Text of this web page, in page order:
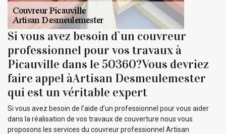
Si vous avez besoin d`un couvreur
professionnel pour vos travaux à
Picauville dans le 50360?Vous devriez
faire appel àArtisan Desmeulemester
qui est un véritable expert
Si vous avez besoin de l’aide d’un professionnel pour vous aider
dans la réalisation de vos travaux de couverture nous vous
proposons les services du couvreur professionnel Artisan